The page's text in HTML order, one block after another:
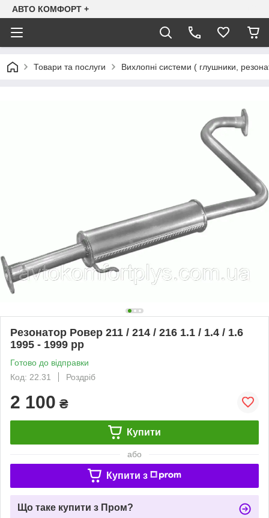
АВТО КОМФОРТ +
Товари та послуги Вихлопні системи ( глушники,
Резонатор Ровер 211 / 214 / 216 1.1 / 1.4 / 1.6
1995 - 1999 рр
Готово до відправки
Код: 22.31
Роздріб
2 100 ₴
Купити
або
Купити з
Що таке купити з Пром?